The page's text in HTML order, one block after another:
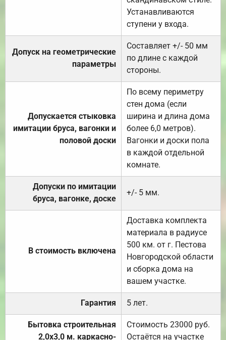
Устанавливаются
ступени у входа.
Допуск на геометрические
параметры
Составляет +/- 50 мм
по длине с каждой
стороны.
Допускается стыковка
имитации бруса, вагонки и
половой доски
По всему периметру
стен дома (если
ширина и длина дома
более 6,0 метров).
Вагонки и доски пола
в каждой отдельной
комнате.
Допуски по имитации
бруса, вагонке, доске
+/- 5 мм.
В стоимость включена
Доставка комплекта
материала в радиусе
500 км. от г. Пестова
Новгородской области
и сборка дома на
вашем участке.
Гарантия 5 лет.
Бытовка строительная
2,0х3,0 м. каркасно-
Стоимость 23000 руб.
Остаётся на участке